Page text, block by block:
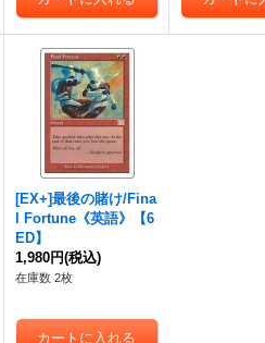
[EX+]最後の賭け/Fina
l Fortune《英語》【6
ED】
1,980円(税込)
在庫数 2枚